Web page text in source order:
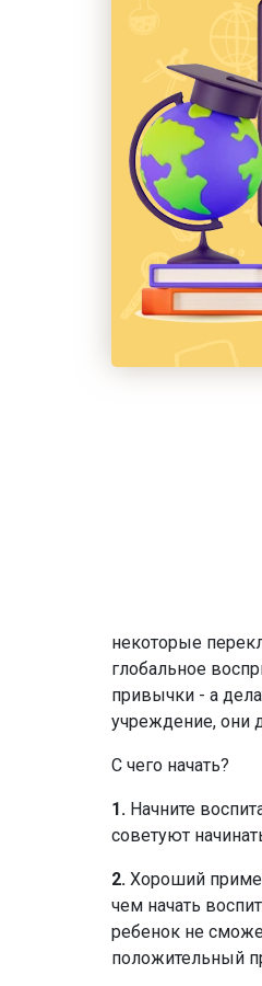
некоторые
глобальное
привычки - а
учреждение, они
С чего начать?
1. Начните
советуют
2. Хороший
чем начать
ребенок не
положительный